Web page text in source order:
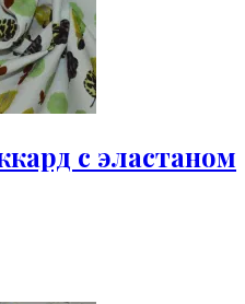
с эластаном